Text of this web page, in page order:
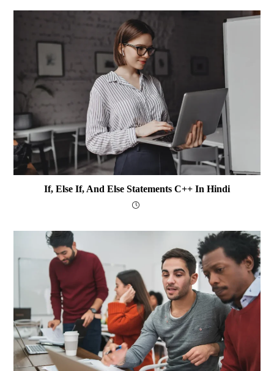
If, Else If, And Else Statements C++ In Hindi